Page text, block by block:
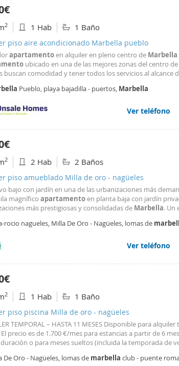
2 1 Hab 1 Baño
piso aire acondicionado Marbella pueblo
apartamentoen alquiler en pleno centro de Marbella
ubicado en una de las mejores zonas del centro de
buscan comodidad y tener todos los servicios al alcance
centro deMarbella, una cocina
Pueblo, playa bajadilla - puertos, Marbella
Ver teléfono
2 2 Hab 2 Baños
piso amueblado Milla de oro - nagüeles
bajo con jardín en una de las urbanizaciones más
magnífico apartamentoen planta baja con jardín
más prestigiosas y consolidadas de Marbella. Un
y a pocos minutos de la playa, del centro
rocio nagueles, Milla De Oro - Nagüeles, lomas de
Ver teléfono
2 1 Hab 1 Baño
piso piscina Milla de oro - nagüeles
TEMPORAL – HASTA 11 MESES Disponible para
El precio es de 1.700 €/mes para estancias a partir de 6
o para meses sueltos (incluida la temporada de
apartamentoa estrenar
De Oro - Nagüeles, lomas de marbella club - puente